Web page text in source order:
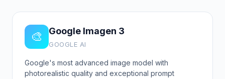
🎨 Google Imagen 3
GOOGLE AI
Google's most advanced image model with
photorealistic quality and exceptional prompt